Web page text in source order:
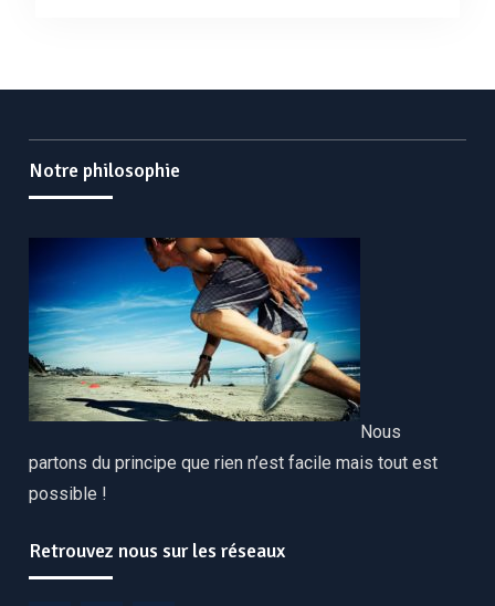
Notre philosophie
Nous
partons du principe que rien n’est facile mais tout est
possible !
Retrouvez nous sur les réseaux